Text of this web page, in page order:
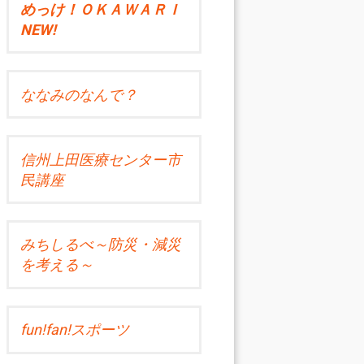
めっけ！ＯＫＡＷＡＲＩ
NEW!
ななみのなんで？
信州上田医療センター市
民講座
みちしるべ～防災・減災
を考える～
fun!fan!スポーツ